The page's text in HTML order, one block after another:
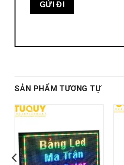
SẢN PHẨM TƯƠNG TỰ